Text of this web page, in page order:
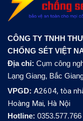
CÔNG TY TNHH
CHỐNG SÉT VIỆT
Địa chỉ: Cụm công
Lạng Giang, Bắc
VPGD: A2604, tòa
Hoàng Mai, Hà Nội
Hotline: